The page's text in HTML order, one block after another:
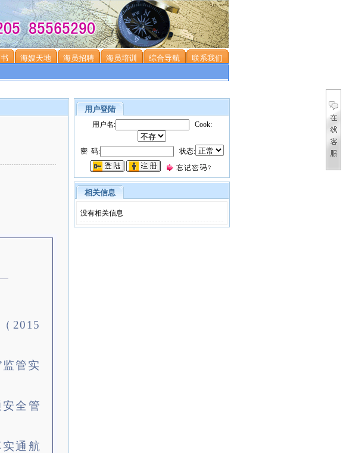
海嫂天地 海员招聘 海员培训 综合导航 联系我们
2015
管实
全管
通航
用户登陆
用户名: Cook:
密 码: 状态:
相关信息
没有相关信息